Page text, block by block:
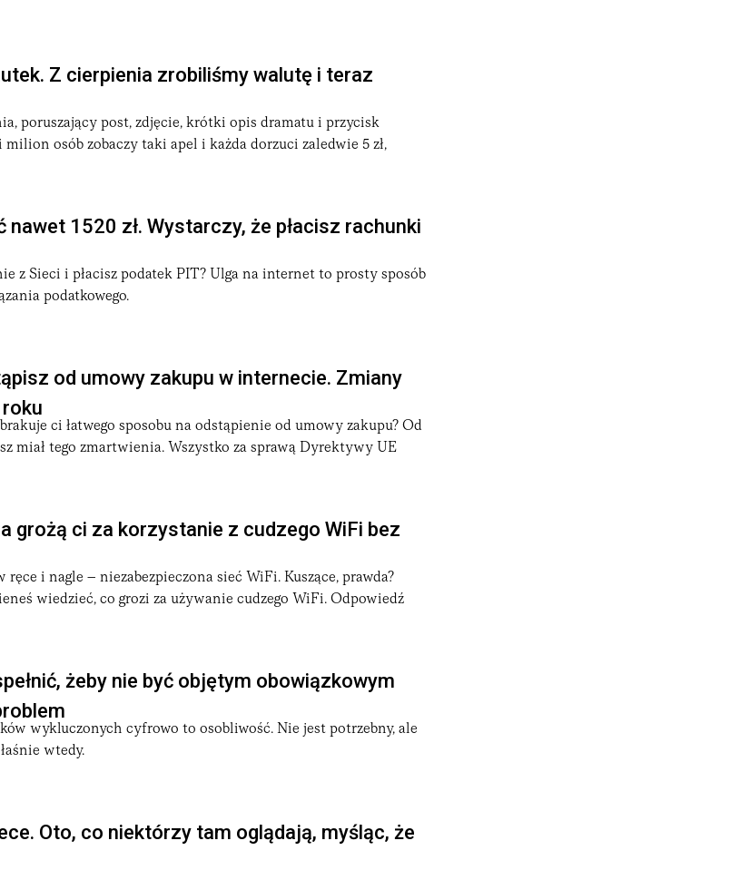
Z cierpienia zrobiliśmy walutę i teraz
poruszający post, zdjęcie, krótki opis dramatu i przycisk
milion osób zobaczy taki apel i każda dorzuci zaledwie 5 zł,
nawet 1520 zł. Wystarczy, że płacisz rachunki
z Sieci i płacisz podatek PIT? Ulga na internet to prosty sposób
podatkowego.
od umowy zakupu w internecie. Zmiany
ci łatwego sposobu na odstąpienie od umowy zakupu? Od
miał tego zmartwienia. Wszystko za sprawą Dyrektywy UE
grożą ci za korzystanie z cudzego WiFi bez
i nagle – niezabezpieczona sieć WiFi. Kuszące, prawda?
wiedzieć, co grozi za używanie cudzego WiFi. Odpowiedź
żeby nie być objętym obowiązkowym
wykluczonych cyfrowo to osobliwość. Nie jest potrzebny, ale
wtedy.
Oto, co niektórzy tam oglądają, myśląc, że